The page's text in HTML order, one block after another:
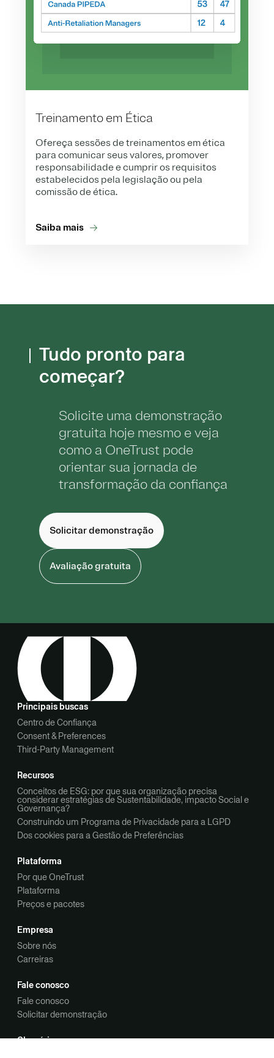
Treinamento em Ética
Ofereça sessões de treinamentos em ética
para comunicar seus valores, promover
responsabilidade e cumprir os requisitos
estabelecidos pela legislação ou pela
comissão de ética.
Saiba mais
Tudo pronto para
começar?
Solicite uma demonstração
gratuita hoje mesmo e veja
como a OneTrust pode
orientar sua jornada de
transformação da confiança
Solicitar demonstração
Avaliação gratuita
Principais buscas
Centro de Confiança
Consent & Preferences
Third-Party Management
Recursos
Conceitos de ESG: por que sua organização precisa
considerar estratégias de Sustentabilidade, impacto Social e
Governança?
Construindo um Programa de Privacidade para a LGPD
Dos cookies para a Gestão de Preferências
Plataforma
Por que OneTrust
Plataforma
Preços e pacotes
Empresa
Sobre nós
Carreiras
Fale conosco
Fale conosco
Solicitar demonstração
Glossário